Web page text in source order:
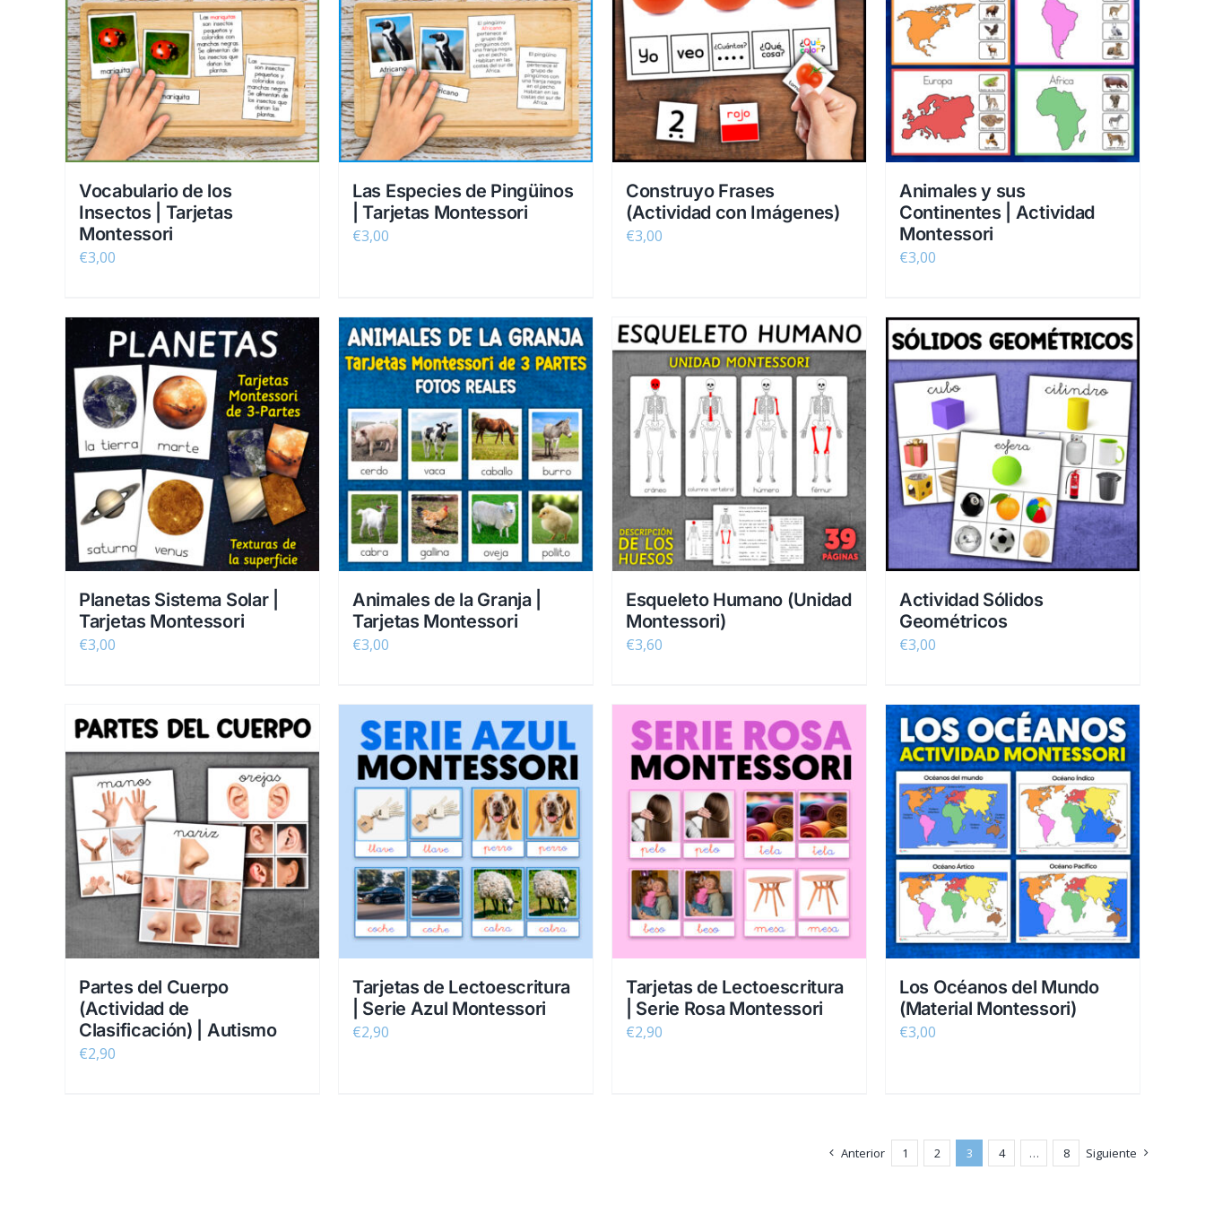
Vocabulario de los
Insectos | Tarjetas
Montessori
€3,00
Las Especies de Pingüinos
| Tarjetas Montessori
€3,00
Construyo Frases
(Actividad con Imágenes)
€3,00
Animales y sus
Continentes | Actividad
Montessori
€3,00
Planetas Sistema Solar |
Tarjetas Montessori
€3,00
Animales de la Granja |
Tarjetas Montessori
€3,00
Esqueleto Humano (Unidad
Montessori)
€3,60
Actividad Sólidos
Geométricos
€3,00
Partes del Cuerpo
(Actividad de
Clasificación) | Autismo
€2,90
Tarjetas de Lectoescritura
| Serie Azul Montessori
€2,90
Tarjetas de Lectoescritura
| Serie Rosa Montessori
€2,90
Los Océanos del Mundo
(Material Montessori)
€3,00
Anterior 1 2 3 4 … 8 Siguiente